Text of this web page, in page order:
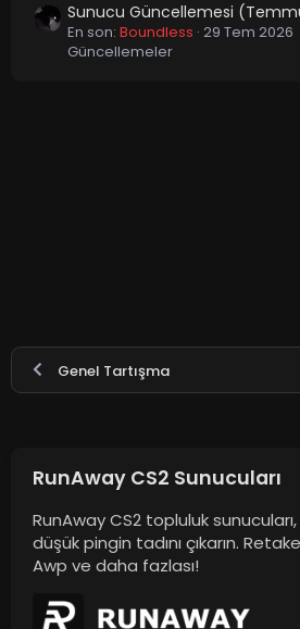
Sunucu Güncellemesi
En son: Boundless 29 Tem 2026
Güncellemeler
Genel Tartışma
RunAway CS2 Sunucuları
RunAway CS2 topluluk
düşük pingin tadını çıkarın.
Awp ve daha fazlası!